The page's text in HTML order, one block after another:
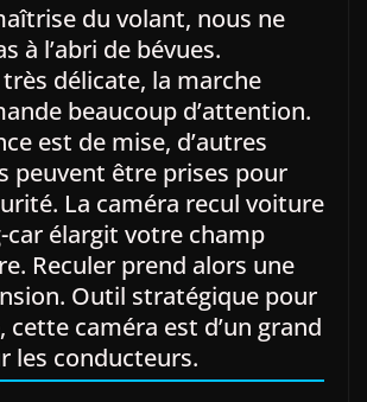
du volant, nous ne
à l’abri de bévues.
délicate, la marche
beaucoup d’attention.
est de mise, d’autres
peuvent être prises pour
La caméra recul voiture
car élargit votre champ
Reculer prend alors une
Outil stratégique pour
cette caméra est d’un grand
les conducteurs.